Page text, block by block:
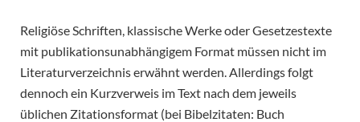
Religiöse Schriften, klassische Werke oder Gesetzestexte
mit publikationsunabhängigem Format müssen nicht im
Literaturverzeichnis erwähnt werden. Allerdings folgt
dennoch ein Kurzverweis im Text nach dem jeweils
üblichen Zitationsformat (bei Bibelzitaten: Buch